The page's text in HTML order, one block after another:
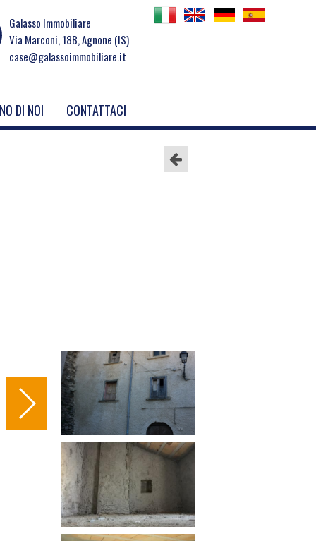
Galasso Immobiliare
Via Marconi, 18B, Agnone (IS)
case@galassoimmobiliare.it
DI NOI CONTATTACI